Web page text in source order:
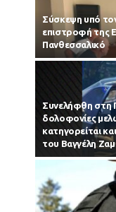
Σύσκεψη υπό
επιστροφή της
Πανθεσσαλικό
Συνελήφθη στη
δολοφονίες
κατηγορείται
του Βαγγέλη